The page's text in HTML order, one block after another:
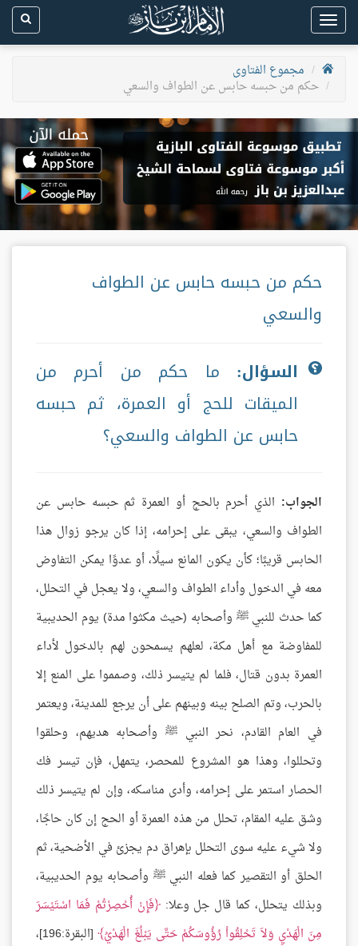
Toggle
navigation
مجموع الفتاوى
حكم من حبسه حابس عن الطواف والسعي
حكم من حبسه حابس عن الطواف
والسعي
السؤال: ما حكم من أحرم من
الميقات للحج أو العمرة، ثم حبسه
حابس عن الطواف والسعي؟
الجواب: الذي أحرم بالحج أو العمرة ثم حبسه حابس عن
الطواف والسعي، يبقى على إحرامه، إذا كان يرجو زوال هذا
الحابس قريبًا؛ كأن يكون المانع سيلًا، أو عدوًا يمكن التفاوض
معه في الدخول وأداء الطواف والسعي، ولا يعجل في التحلل،
كما حدث للنبي ﷺ وأصحابه (حيث مكثوا مدة) يوم الحديبية
للمفاوضة مع أهل مكة، لعلهم يسمحون لهم بالدخول لأداء
العمرة بدون قتال، فلما لم يتيسر ذلك، وصمموا على المنع إلا
بالحرب، وتم الصلح بينه وبينهم على أن يرجع للمدينة، ويعتمر
في العام القادم، نحر النبي ﷺ وأصحابه هديهم، وحلقوا
وتحللوا، وهذا هو المشروع للمحصر، يتمهل، فإن تيسر فك
الحصار استمر على إحرامه، وأدى مناسكه، وإن لم يتيسر ذلك
وشق عليه المقام، تحلل من هذه العمرة أو الحج إن كان حاجًا،
ولا شيء عليه سوى التحلل بإهراق دم يجزئ في الأضحية، ثم
الحلق أو التقصير كما فعله النبي ﷺ وأصحابه يوم الحديبية،
وبذلك يتحلل، كما قال جل وعلا: فَإِنْ أُحْصِرْتُمْ فَمَا اسْتَيْسَرَ
مِنَ الْهَدْيِ وَلاَ تَحْلِقُواْ رُؤُوسَكُمْ حَتَّى يَبْلُغَ الْهَدْيُ
[البقرة:196]،